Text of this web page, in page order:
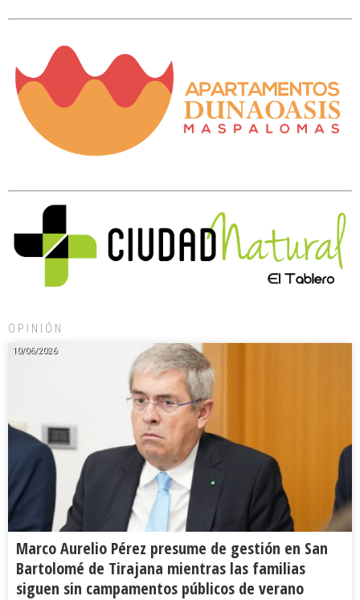
OPINIÓN
10/06/2026
Marco Aurelio Pérez presume de gestión en San
Bartolomé de Tirajana mientras las familias
siguen sin campamentos públicos de verano